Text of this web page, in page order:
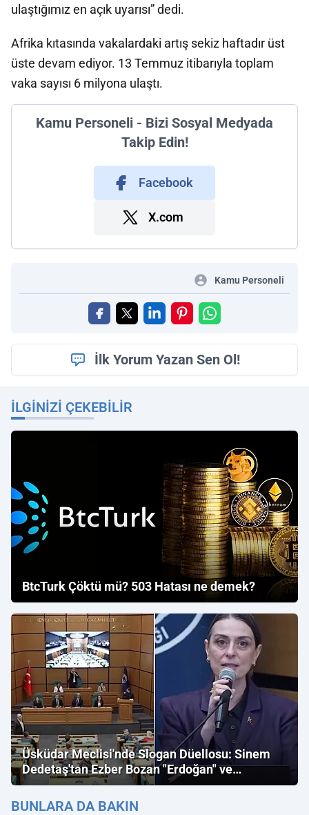
ulaştığımız en açık uyarısı” dedi.
Afrika kıtasında vakalardaki artış sekiz haftadır üst
üste devam ediyor. 13 Temmuz itibarıyla toplam
vaka sayısı 6 milyona ulaştı.
Kamu Personeli - Bizi Sosyal Medyada
Takip Edin!
Facebook
X.com
Kamu Personeli
İlk Yorum Yazan Sen Ol!
İLGINIZI ÇEKEBILIR
BtcTurk Çöktü mü? 503 Hatası ne demek?
Üsküdar Meclisi'nde Slogan Düellosu: Sinem
Dedetaş'tan Ezber Bozan "Erdoğan" ve
"İmamoğlu" Çıkışı!
BUNLARA DA BAKIN